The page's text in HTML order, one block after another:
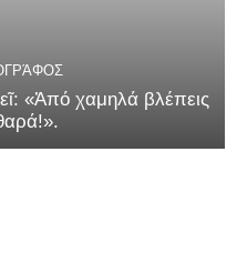
«Ἀπό χαμηλά βλέπεις